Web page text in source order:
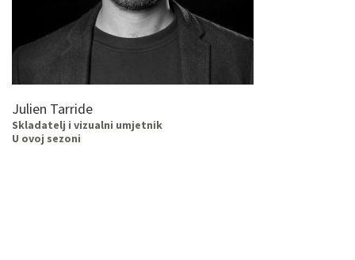
Julien Tarride
Skladatelj i vizualni umjetnik
U ovoj sezoni